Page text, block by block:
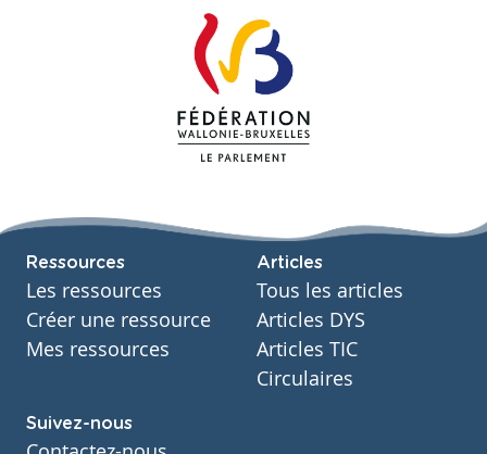
Ressources
Les ressources
Créer une ressource
Mes ressources
Articles
Tous les articles
Articles DYS
Articles TIC
Circulaires
Suivez-nous